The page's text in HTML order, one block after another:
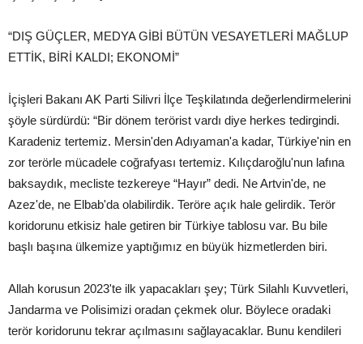
“DIŞ GÜÇLER, MEDYA GİBİ BÜTÜN VESAYETLERİ MAĞLUP
ETTİK, BİRİ KALDI; EKONOMİ”
İçişleri Bakanı AK Parti Silivri İlçe Teşkilatında değerlendirmelerini
şöyle sürdürdü: “Bir dönem terörist vardı diye herkes tedirgindi.
Karadeniz tertemiz. Mersin'den Adıyaman'a kadar, Türkiye'nin en
zor terörle mücadele coğrafyası tertemiz. Kılıçdaroğlu'nun lafına
baksaydık, mecliste tezkereye “Hayır” dedi. Ne Artvin'de, ne
Azez'de, ne Elbab'da olabilirdik. Teröre açık hale gelirdik. Terör
koridorunu etkisiz hale getiren bir Türkiye tablosu var. Bu bile
başlı başına ülkemize yaptığımız en büyük hizmetlerden biri.
Allah korusun 2023'te ilk yapacakları şey; Türk Silahlı Kuvvetleri,
Jandarma ve Polisimizi oradan çekmek olur. Böylece oradaki
terör koridorunu tekrar açılmasını sağlayacaklar. Bunu kendileri